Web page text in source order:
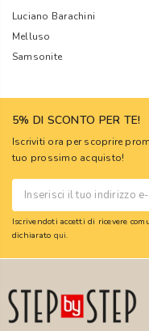
Luciano Barachini
Melluso
Samsonite
5% DI SCONTO PER TE!
Iscriviti ora per scoprire
tuo prossimo acquisto!
Iscrivendoti accetti di ricevere
dichiarato qui.